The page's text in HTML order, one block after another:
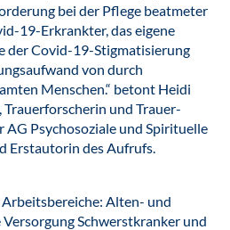
bei der Pflege beatmeter
19-Erkrankter, das eigene
der Covid-19-Stigmatisierung
von durch
Menschen.“ betont Heidi
und Trauer-
AG Psychosoziale und Spirituelle
Erstautorin des Aufrufs.
Alten- und
Schwerstkranker und